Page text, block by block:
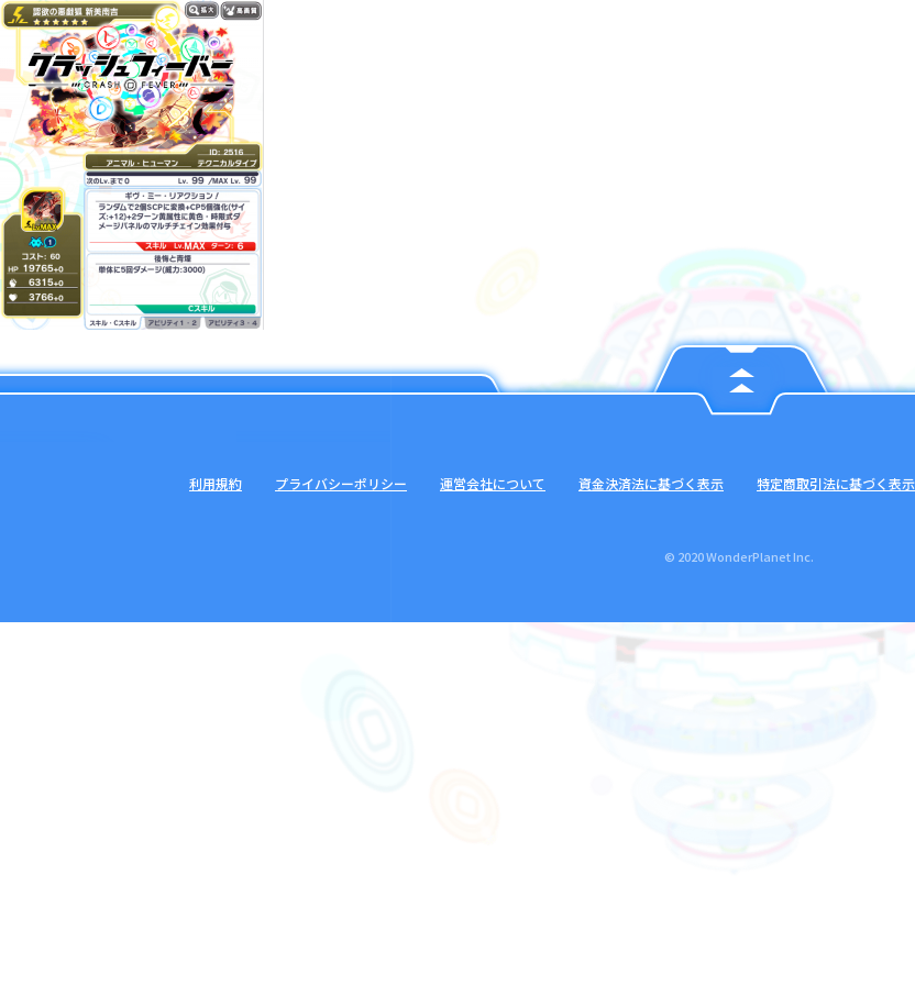
利用規約 プライバシーポリシー 運営会社について 資金決済法に基づく表示 特定商取引法に基づく表示
© 2020 WonderPlanet Inc.